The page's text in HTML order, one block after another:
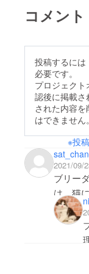
よ来
始で
ため、
そして
漏りし
ある箇
と繋
にしま
手を入
山あり
猫舎と
よう
事を
コメント
投稿するには
必要です。
プロジェク
認後に掲載
された内容を
はできません。
※投
2021/09/
ブリー
は、猫
させて
ですか
はない